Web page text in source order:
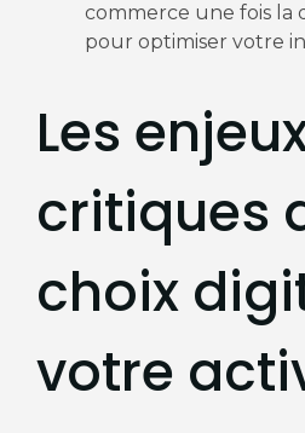
commerce une fois la
pour optimiser votre
Les
critiques
choix
votre